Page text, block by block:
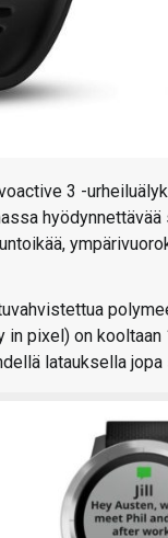
3 -
pixel) on
latauksella